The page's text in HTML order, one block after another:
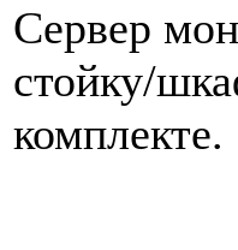
Сервер
стойку/
комплекте.